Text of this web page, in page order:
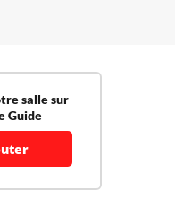
salle sur
Guide